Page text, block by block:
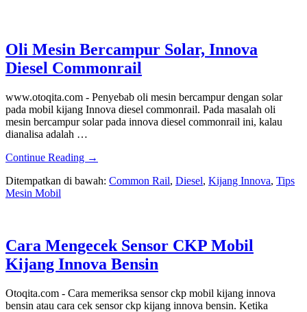
Oli Mesin Bercampur Solar, Innova
Diesel Commonrail
www.otoqita.com - Penyebab oli mesin bercampur dengan solar
pada mobil kijang Innova diesel commonrail. Pada masalah oli
mesin bercampur solar pada innova diesel commonrail ini, kalau
dianalisa adalah …
Continue Reading about
Mesin
Commonrail
→
Ditempatkan di bawah: Common Rail, Diesel, Kijang Innova, Tips
Mesin Mobil
Cara Mengecek Sensor CKP Mobil
Kijang Innova Bensin
Otoqita.com - Cara memeriksa sensor ckp mobil kijang innova
bensin atau cara cek sensor ckp kijang innova bensin. Ketika